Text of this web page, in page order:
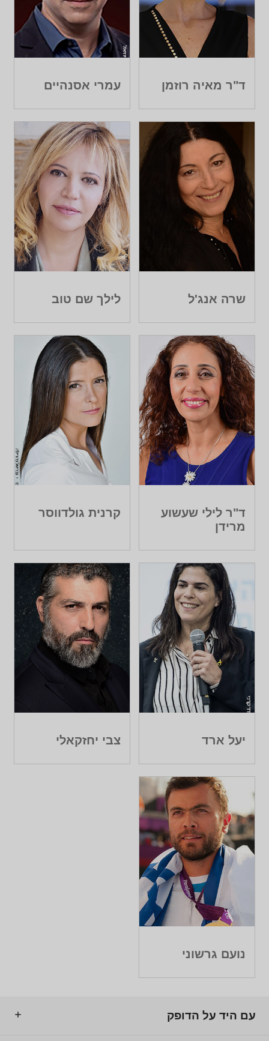
ד"ר מאיה רוזמן עמרי אסנהיים
שרה אנג'ל לילך שם טוב
ד"ר לילי שעשוע
מרידן
קרנית גולדווסר
יעל ארד צבי יחזקאלי
נועם גרשוני
עם היד על הדופק